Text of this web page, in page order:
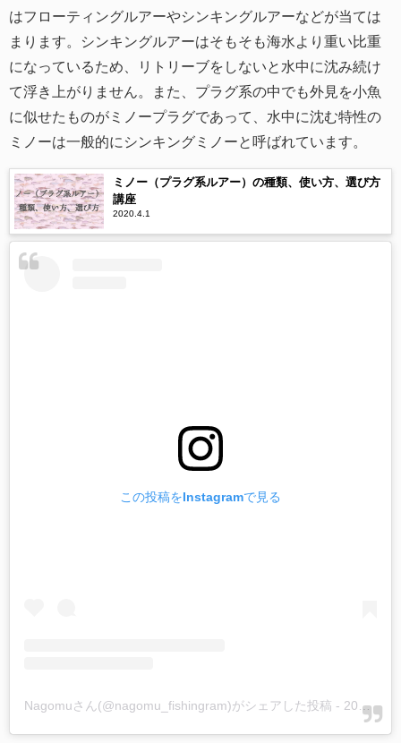
はフローティングルアーやシンキングルアーなどが当ては
まります。シンキングルアーはそもそも海水より重い比重
になっているため、リトリーブをしないと水中に沈み続け
て浮き上がりません。また、プラグ系の中でも外見を小魚
に似せたものがミノープラグであって、水中に沈む特性の
ミノーは一般的にシンキングミノーと呼ばれています。
ミノー（プラグ系ルアー）の種類、使い方、選び方
講座
2020.4.1
この投稿をInstagramで見る
Nagomuさん(@nagomu_fishingram)がシェアした投稿 - 2019年 5月月24日午後7時45分PDT